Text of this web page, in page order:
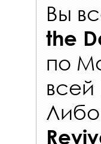
Вы
the
по
Либо